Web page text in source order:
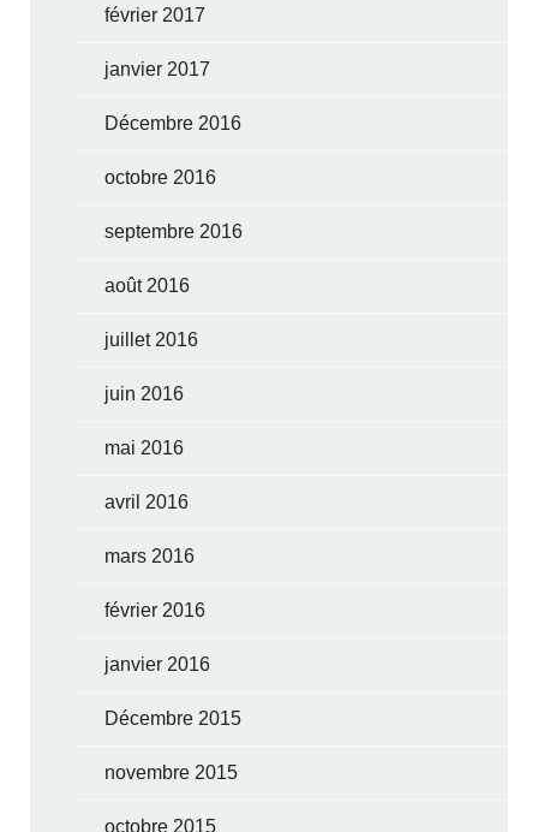
février 2017
janvier 2017
Décembre 2016
octobre 2016
septembre 2016
août 2016
juillet 2016
juin 2016
mai 2016
avril 2016
mars 2016
février 2016
janvier 2016
Décembre 2015
novembre 2015
octobre 2015